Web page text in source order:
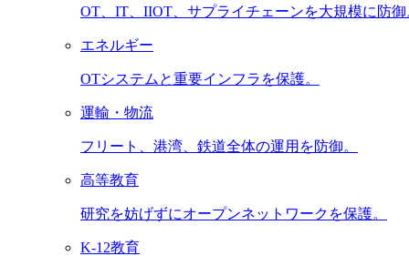
OT、IT、IIOT、サプライチェーンを大規模に防御
エネルギー
OTシステムと重要インフラを保護。
運輸・物流
フリート、港湾、鉄道全体の運用を防御。
高等教育
研究を妨げずにオープンネットワークを保護。
K-12教育